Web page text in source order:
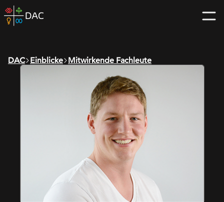
Skip
to
home
DAC Einblicke Mitwirkende Fachleute